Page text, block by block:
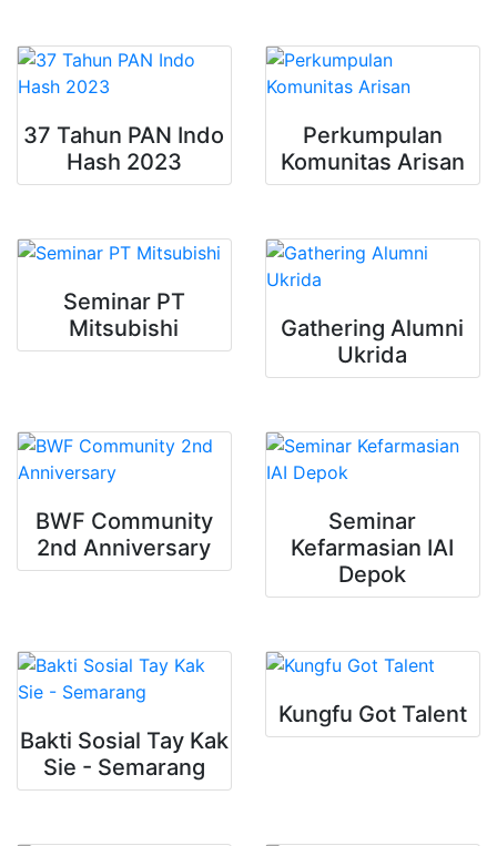
37 Tahun PAN Indo
Hash 2023
Perkumpulan
Komunitas Arisan
Seminar PT
Mitsubishi
Gathering Alumni
Ukrida
BWF Community
2nd Anniversary
Seminar
Kefarmasian IAI
Depok
Bakti Sosial Tay Kak
Sie - Semarang
Kungfu Got Talent